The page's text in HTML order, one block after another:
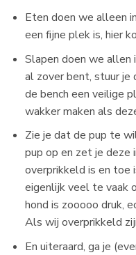
Eten doen we alleen
een fijne plek is, hier
Slapen doen we allen
al zover bent, stuur je
de bench een veilige
wakker maken als
Zie je dat de pup te
pup op en zet je deze
overprikkeld is en toe
eigenlijk veel te vaak
hond is zooooo druk,
Als wij overprikkeld
En uiteraard, ga je